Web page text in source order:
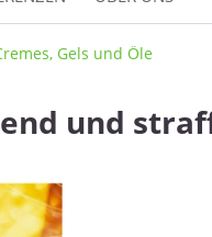
Gels und Öle
und